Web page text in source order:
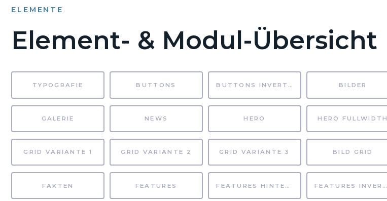
ELEMENTE
Element- & Modul-Übersicht
TYPOGRAFIE BUTTONS BUTTONS INVERTIERT BILDER
GALERIE NEWS HERO HERO FULLWIDTH
GRID VARIANTE 1 GRID VARIANTE 2 GRID VARIANTE 3 BILD GRID
FAKTEN FEATURES FEATURES HINTERGRUND FEATURES INVERTIERT